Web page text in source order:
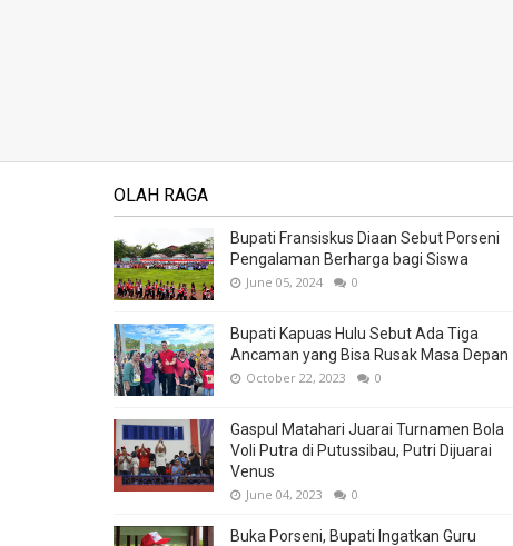
OLAH RAGA
Bupati Fransiskus Diaan Sebut Porseni
Pengalaman Berharga bagi Siswa
June 05, 2024 0
Bupati Kapuas Hulu Sebut Ada Tiga
Ancaman yang Bisa Rusak Masa Depan
October 22, 2023 0
Gaspul Matahari Juarai Turnamen Bola
Voli Putra di Putussibau, Putri Dijuarai
Venus
June 04, 2023 0
Buka Porseni, Bupati Ingatkan Guru